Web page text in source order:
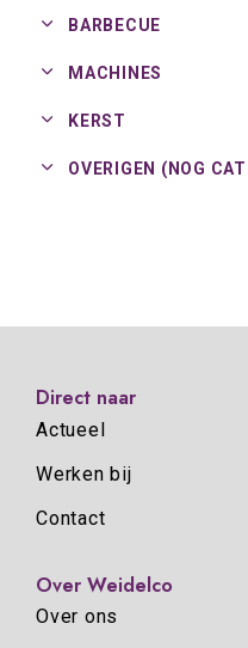
BARBECUE
MACHINES
KERST
OVERIGEN (NOG
Direct naar
Actueel
Werken bij
Contact
Over Weidelco
Over ons